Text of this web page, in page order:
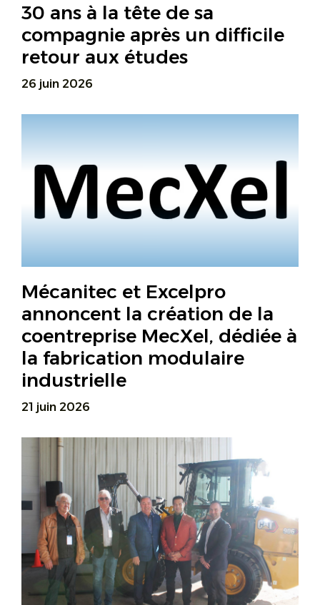
30 ans à la tête de sa
compagnie après un difficile
retour aux études
26 juin 2026
Mécanitec et Excelpro
annoncent la création de la
coentreprise MecXel, dédiée à
la fabrication modulaire
industrielle
21 juin 2026